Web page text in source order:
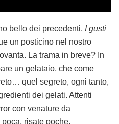
bello dei precedenti, I gusti
un posticino nel nostro
La trama in breve? In
un gelataio, che come
quel segreto, ogni tanto,
dei gelati. Attenti
con venature da
risate poche.